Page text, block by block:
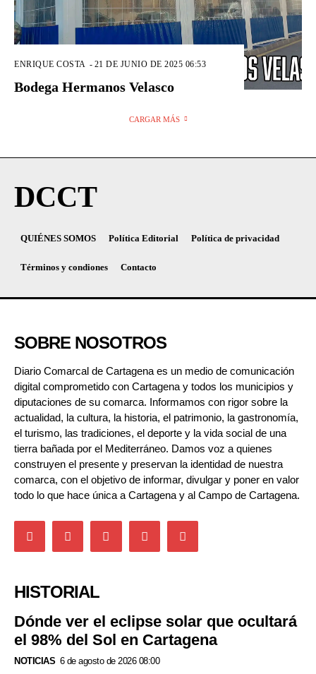
ENRIQUE COSTA - 21 DE JUNIO DE 2025 06:53
Bodega Hermanos Velasco
CARGAR MÁS
DCCT
QUIÉNES SOMOS Política Editorial Política de privacidad
Términos y condiones Contacto
SOBRE NOSOTROS
Diario Comarcal de Cartagena es un medio de comunicación
digital comprometido con Cartagena y todos los municipios y
diputaciones de su comarca. Informamos con rigor sobre la
actualidad, la cultura, la historia, el patrimonio, la gastronomía,
el turismo, las tradiciones, el deporte y la vida social de una
tierra bañada por el Mediterráneo. Damos voz a quienes
construyen el presente y preservan la identidad de nuestra
comarca, con el objetivo de informar, divulgar y poner en valor
todo lo que hace única a Cartagena y al Campo de Cartagena.
HISTORIAL
Dónde ver el eclipse solar que ocultará
el 98% del Sol en Cartagena
NOTICIAS 6 de agosto de 2026 08:00